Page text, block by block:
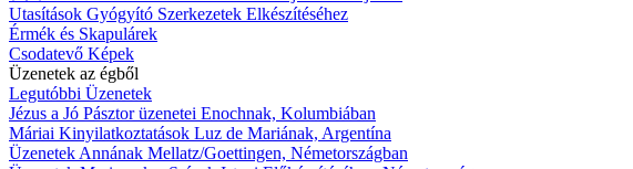
Utasítások Gyógyító Szerkezetek Elkészítéséhez
Érmék és Skapulárek
Csodatevő Képek
Üzenetek az égből
Legutóbbi Üzenetek
Jézus a Jó Pásztor üzenetei Enochnak, Kolumbiában
Máriai Kinyilatkoztatások Luz de Mariának, Argentína
Üzenetek Annának Mellatz/Goettingen, Németországban